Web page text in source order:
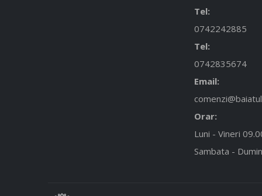
Tel:
0742242885
Tel:
0742835674
Email:
Orar:
Luni - Vineri
Sambata -